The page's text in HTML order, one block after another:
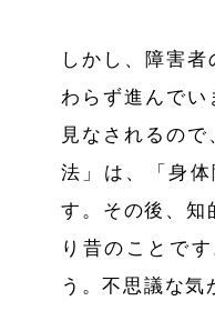
しかし、障害
わらず進んで
見なされるの
法」は、「身
す。その後、知
り昔のことで
う。不思議な気